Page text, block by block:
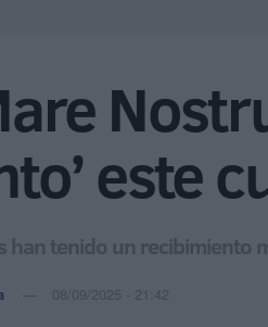
este
han tenido un recibimiento
08/09/2025 - 21:42